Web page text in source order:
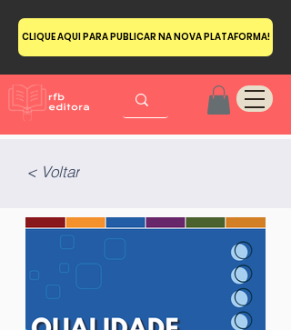
CLIQUE AQUI PARA PUBLICAR NA NOVA PLATAFORMA!
< Voltar